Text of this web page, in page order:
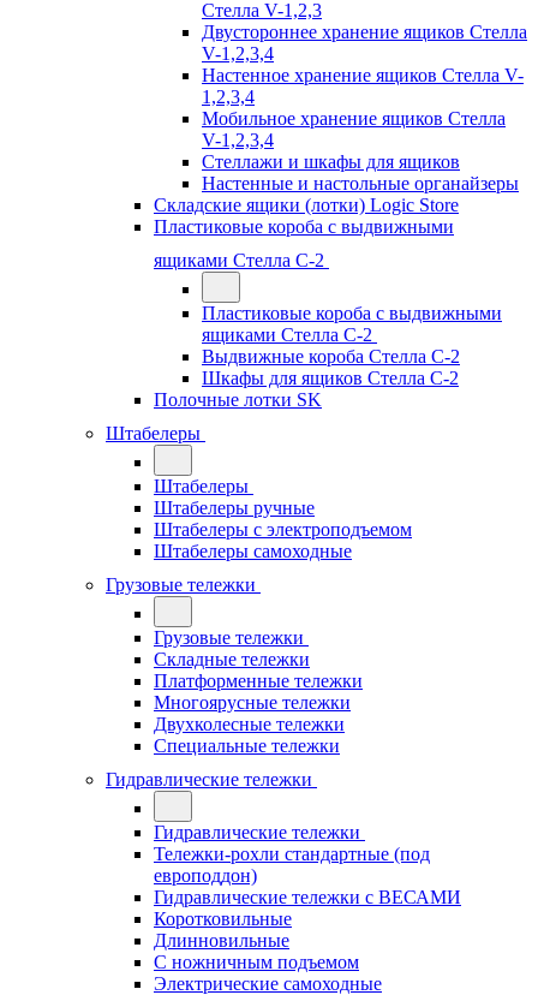
Стелла V-1,2,3
Двустороннее хранение ящиков Стелла
V-1,2,3,4
Настенное хранение ящиков Стелла V-
1,2,3,4
Мобильное хранение ящиков Стелла
V-1,2,3,4
Стеллажи и шкафы для ящиков
Настенные и настольные органайзеры
Складские ящики (лотки) Logiс Store
Пластиковые короба с выдвижными
ящиками Стелла С-2
Пластиковые короба с выдвижными
ящиками Стелла С-2
Выдвижные короба Стелла С-2
Шкафы для ящиков Стелла С-2
Полочные лотки SK
Штабелеры
Штабелеры
Штабелеры ручные
Штабелеры с электроподъемом
Штабелеры самоходные
Грузовые тележки
Грузовые тележки
Складные тележки
Платформенные тележки
Многоярусные тележки
Двухколесные тележки
Специальные тележки
Гидравлические тележки
Гидравлические тележки
Тележки-рохли стандартные (под
европоддон)
Гидравлические тележки с ВЕСАМИ
Коротковильные
Длинновильные
С ножничным подъемом
Электрические самоходные